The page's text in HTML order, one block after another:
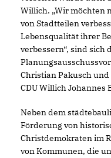
Willich. „Wir möchten
von Stadtteilen
Lebensqualität ihrer
verbessern“, sind sich
Christian Pakusch
CDU Willich Johannes
Neben dem
Förderung von
Christdemokraten im
von Kommunen, die